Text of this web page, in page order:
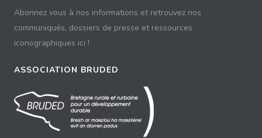
Abonnez vous à nos informations et retrouvez nos
communiqués, dossiers de presse et ressources
iconographiques ici !
ASSOCIATION BRUDED